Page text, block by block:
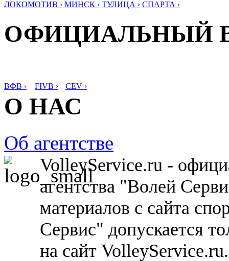
ЛОКОМОТИВ › МИНСК › ТУЛИЦА › СПАРТА ›
ОФИЦИАЛЬНЫЙ
ВФВ › FIVB › CEV ›
О НАС
Об агентстве
VolleyService.ru -
агентства "Волей
материалов с сайта
Сервис" допускается
на сайт